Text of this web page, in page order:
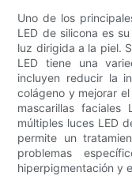
Uno de los
LED de silicona es
luz dirigida a la piel.
LED tiene una
incluyen reducir la
colágeno y mejorar
mascarillas faciales
múltiples luces LED
permite un
problemas
hiperpigmentación y